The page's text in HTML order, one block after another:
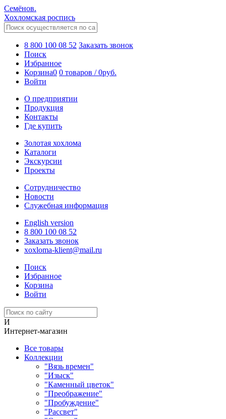
Семёнов.
Хохломская роспись
8 800 100 08 52 Заказать звонок
Поиск
Избранное
Корзина0 0 товаров /0руб.
Войти
О предприятии
Продукция
Контакты
Где купить
Золотая хохлома
Каталоги
Экскурсии
Проекты
Сотрудничество
Новости
Служебная информация
English version
8 800 100 08 52
Заказать звонок
xoxloma-klient@mail.ru
Поиск
Избранное
Корзина
Войти
И
Интернет-магазин
Все товары
Коллекции
"Вязь времен"
"Изыск"
"Каменный цветок"
"Преображение"
"Пробуждение"
"Рассвет"